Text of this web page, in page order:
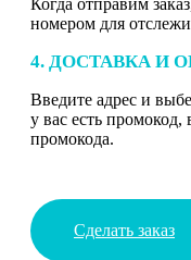
номером для
4. ДОСТАВКА И
Введите адрес и
у вас есть промокод,
промокода.
Сделать заказ